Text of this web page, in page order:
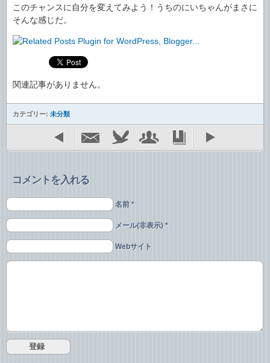
このチャンスに自分を変えてみよう！うちのにいちゃんがまさに
そんな感じだ。
関連記事がありません。
カテゴリー: 未分類
コメントを入れる
名前 *
メール(非表示) *
Webサイト